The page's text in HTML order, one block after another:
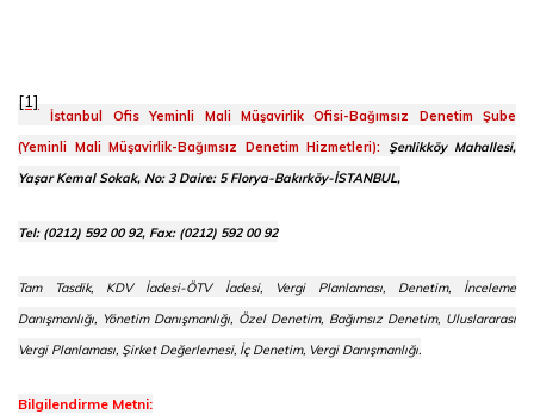
[1]
İstanbul Ofis Yeminli Mali Müşavirlik Ofisi-Bağımsız Denetim Şube
(Yeminli Mali Müşavirlik-Bağımsız Denetim Hizmetleri):
Şenlikköy Mahallesi,
Yaşar Kemal Sokak, No: 3 Daire: 5 Florya-Bakırköy-İSTANBUL,
Tel: (0212) 592 00 92, Fax: (0212) 592 00 92
Tam Tasdik, KDV İadesi-ÖTV İadesi, Vergi Planlaması, Denetim, İnceleme
Danışmanlığı, Yönetim Danışmanlığı, Özel Denetim, Bağımsız Denetim, Uluslararası
Vergi Planlaması, Şirket Değerlemesi, İç Denetim, Vergi Danışmanlığı.
Bilgilendirme Metni: